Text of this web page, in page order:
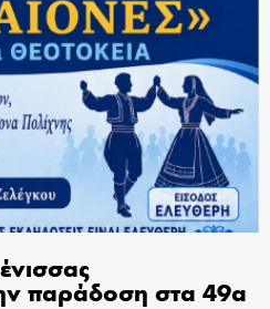
παράδοση στα 49α